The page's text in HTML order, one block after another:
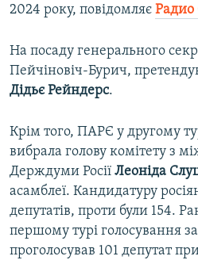
2024 року, повідомляє Радио
На посаду генерального
Пейчіновіч-Бурич,
Дідьє Рейндерс.
Крім того, ПАРЄ у другому
вибрала голову комітету з
Держдуми Росії Леоніда
асамблеї. Кандидатуру
депутатів, проти були 154.
першому турі голосування
проголосував 101 депутат